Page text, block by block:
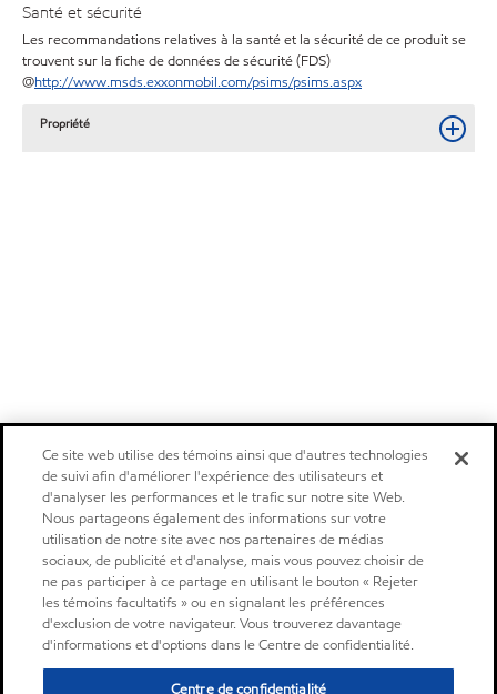
Santé et sécurité
Les recommandations relatives à la santé et la sécurité de ce produit se
trouvent sur la fiche de données de sécurité (FDS)
@http://www.msds.exxonmobil.com/psims/psims.aspx
Propriété
Ce site web utilise des témoins ainsi que d'autres technologies
de suivi afin d'améliorer l'expérience des utilisateurs et
d'analyser les performances et le trafic sur notre site Web.
Nous partageons également des informations sur votre
utilisation de notre site avec nos partenaires de médias
sociaux, de publicité et d'analyse, mais vous pouvez choisir de
ne pas participer à ce partage en utilisant le bouton « Rejeter
les témoins facultatifs » ou en signalant les préférences
d'exclusion de votre navigateur. Vous trouverez davantage
d'informations et d'options dans le Centre de confidentialité.
Centre de confidentialité